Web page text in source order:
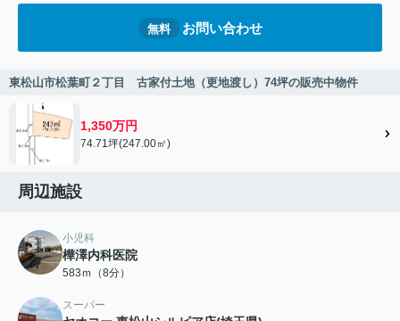
無料 お問い合わせ
東松山市松葉町２丁目 古家付土地（更地渡し）74坪の販売中物件
1,350万円
74.71坪(247.00㎡)
周辺施設
小児科
樺澤内科医院
583ｍ（8分）
スーパー